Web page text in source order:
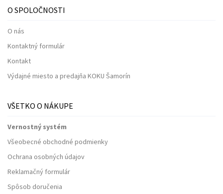
O SPOLOČNOSTI
O nás
Kontaktný formulár
Kontakt
Výdajné miesto a predajňa KOKU Šamorín
VŠETKO O NÁKUPE
Vernostný systém
Všeobecné obchodné podmienky
Ochrana osobných údajov
Reklamačný formulár
Spôsob doručenia